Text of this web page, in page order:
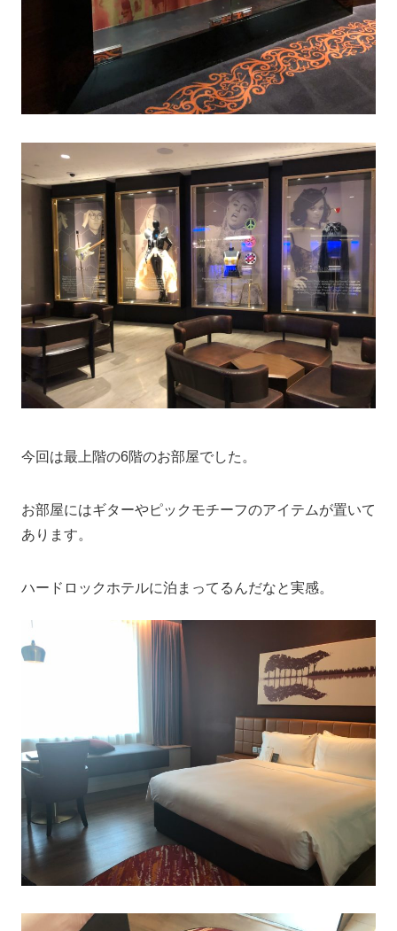
今回は最上階の6階のお部屋でした。
お部屋にはギターやピックモチーフのアイテムが置いて
あります。
ハードロックホテルに泊まってるんだなと実感。